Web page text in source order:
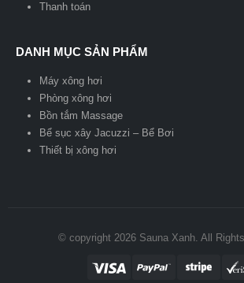
Thanh toán
DANH MỤC SẢN PHẨM
Máy xông hơi
Phòng xông hơi
Bồn tắm Massage
Bể sục xây Jacuzzi – Bể Bơi
Thiết bị xông hơi
© copyright 2026 Sauna Xanh. All Rights